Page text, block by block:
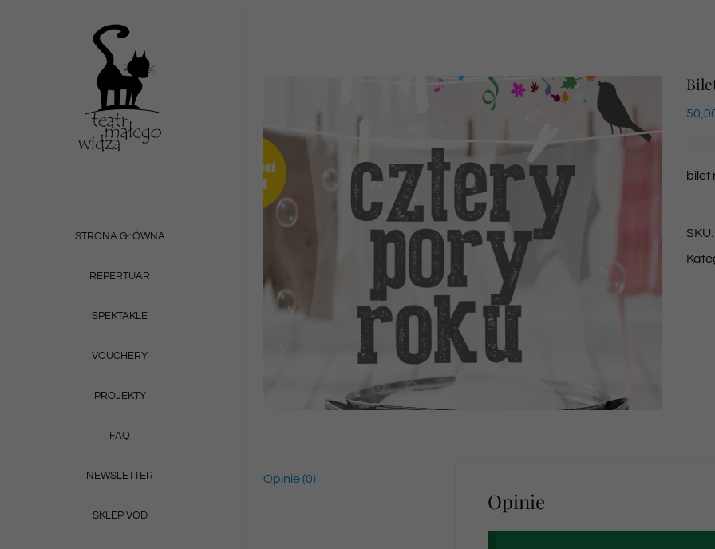
STRONA GŁÓWNA
REPERTUAR
SPEKTAKLE
VOUCHERY
PROJEKTY
FAQ
NEWSLETTER
SKLEP VOD
bilet
SKU:
Opinie (0)
Opinie